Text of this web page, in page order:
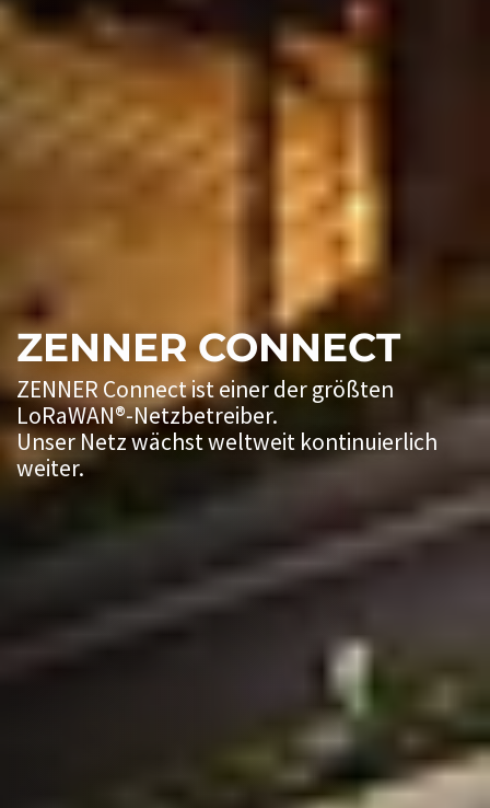
ZENNER CONNECT
ZENNER Connect ist einer der größten
LoRaWAN®-Netzbetreiber.
Unser Netz wächst weltweit kontinuierlich
weiter.